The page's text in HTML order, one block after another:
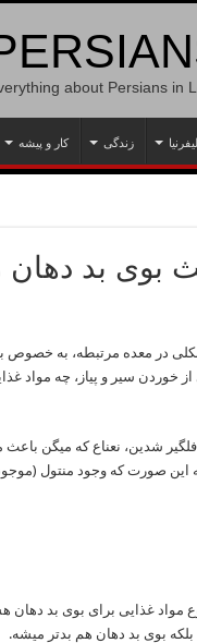
about Persians in
زندگی کار و پیشه
بوی بد
در معده مرتبطه، به خصوص
از خوردن سیر و پیاز، چه مواد
شدین، نعناع که میگن
این صورت که وجود منتول
مواد غذایی برای بوی بد
بلکه بوی بد دهان هم بدتر میشه.